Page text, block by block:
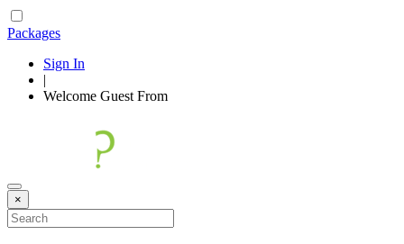
Packages
Sign In
|
Welcome Guest From
×